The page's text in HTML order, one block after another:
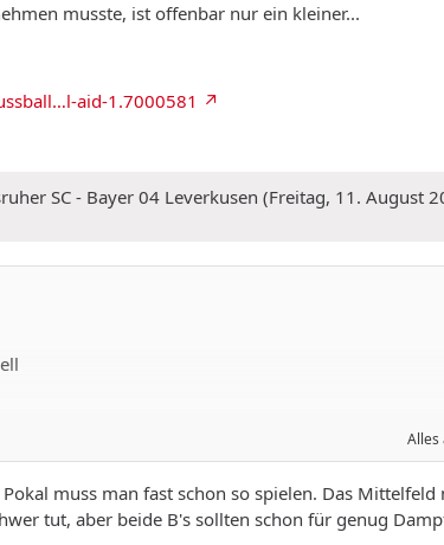
musste, ist offenbar nur ein kleiner...
aid-1.7000581
SC - Bayer 04 Leverkusen (Freitag, 11. August
Alles
muss man fast schon so spielen. Das
tut, aber beide B's sollten schon für genug